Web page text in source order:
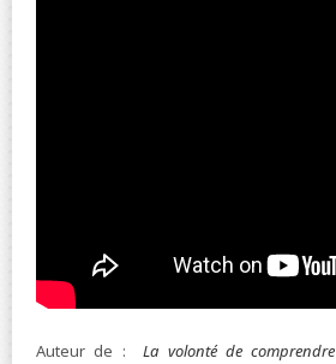
Auteur de : La volonté de comprendre